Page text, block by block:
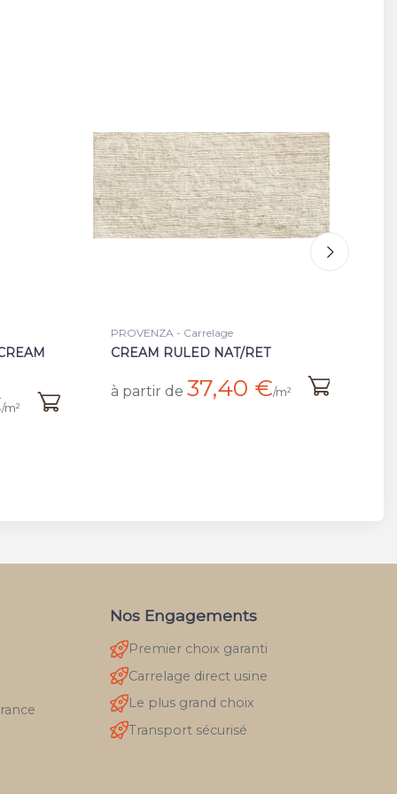
PROVENZA - Carrelage
WHITE MINIMAL NAT/RET
à partir de 29,40 €/m²
Nos Engagements
Premier choix garanti
Carrelage direct usine
Le plus grand choix
Transport sécurisé